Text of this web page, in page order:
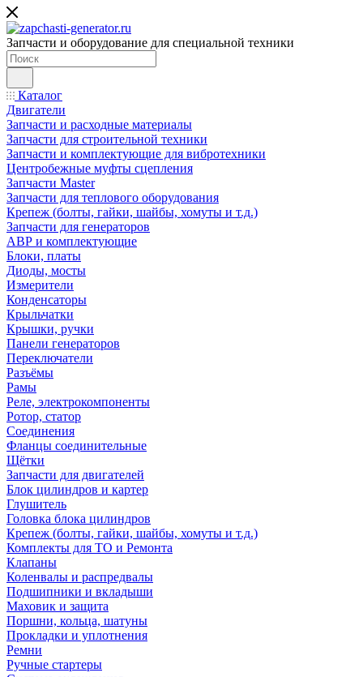
Запчасти и оборудование для специальной техники
Каталог
Двигатели
Запчасти и расходные материалы
Запчасти для строительной техники
Запчасти и комплектующие для вибротехники
Центробежные муфты сцепления
Запчасти Master
Запчасти для теплового оборудования
Крепеж (болты, гайки, шайбы, хомуты и т.д.)
Запчасти для генераторов
АВР и комплектующие
Блоки, платы
Диоды, мосты
Измерители
Конденсаторы
Крыльчатки
Крышки, ручки
Панели генераторов
Переключатели
Разъёмы
Рамы
Реле, электрокомпоненты
Ротор, статор
Соединения
Фланцы соединительные
Щётки
Запчасти для двигателей
Блок цилиндров и картер
Глушитель
Головка блока цилиндров
Крепеж (болты, гайки, шайбы, хомуты и т.д.)
Комплекты для ТО и Ремонта
Клапаны
Коленвалы и распредвалы
Подшипники и вкладыши
Маховик и защита
Поршни, кольца, шатуны
Прокладки и уплотнения
Ремни
Ручные стартеры